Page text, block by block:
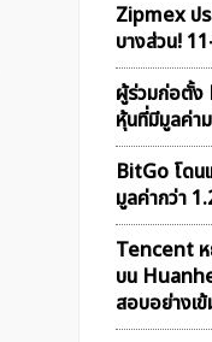
Zipmex ป
บางส่วน!
ผู้ร่วมก่อตั้ง
หุ้นที่มีมูลค่า
BitGo โดน
มูลค่ากว่า
Tencent
บน
สอบอย่างเ